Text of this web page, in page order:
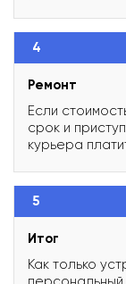
4
Ремонт
Если
срок и
курьера
5
Итог
Как только